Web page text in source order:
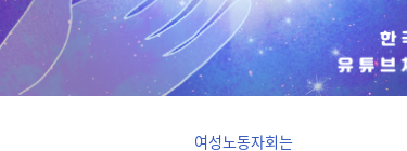
여성노동자회는